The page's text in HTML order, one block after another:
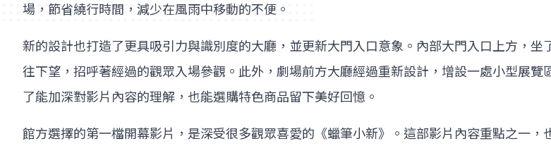
場，節省繞行時間，減少在風雨中移動的不便。
新的設計也打造了更具吸引力與識別度的大廳，並更新大門入口意象。內部大門入口上方，
往下望，招呼著經過的觀眾入場參觀。此外，劇場前方大廳經過重新設計，增設一處小型展
了能加深對影片內容的理解，也能選購特色商品留下美好回憶。
館方選擇的第一檔開幕影片，是深受很多觀眾喜愛的《蠟筆小新》。這部影片內容重點之一